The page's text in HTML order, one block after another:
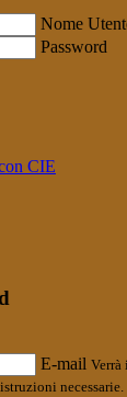
Nome
Password
CIE
E-mail Verrà
necessarie.